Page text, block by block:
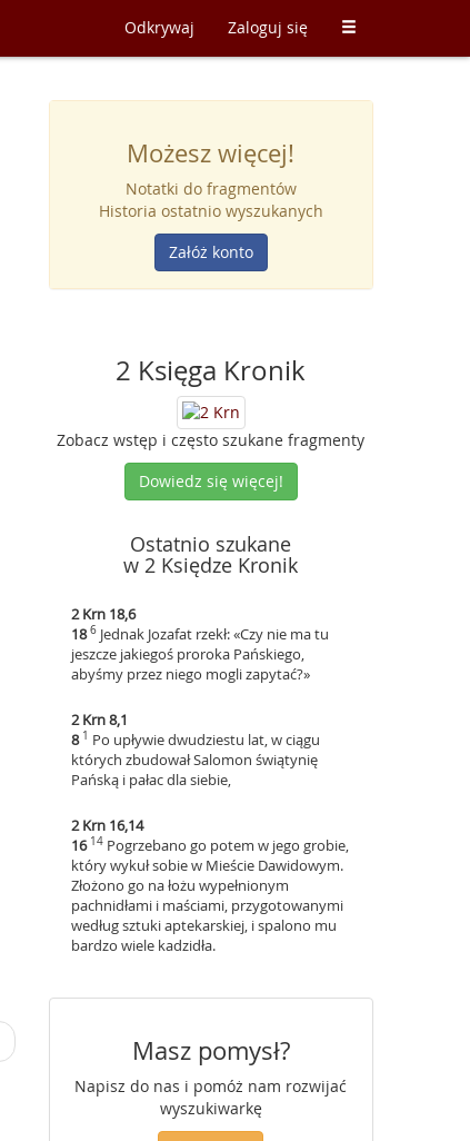
Odkrywaj Zaloguj się
Możesz więcej!
Notatki do fragmentów
Historia ostatnio wyszukanych
Załóż konto
2 Księga Kronik
Zobacz wstęp i często szukane fragmenty
Dowiedz się więcej!
Ostatnio szukane
w 2 Księdze Kronik
2 Krn 18,6
186 Jednak Jozafat rzekł: «Czy nie ma tu
jeszcze jakiegoś proroka Pańskiego,
abyśmy przez niego mogli zapytać?»
2 Krn 8,1
81 Po upływie dwudziestu lat, w ciągu
których zbudował Salomon świątynię
Pańską i pałac dla siebie,
2 Krn 16,14
1614 Pogrzebano go potem w jego grobie,
który wykuł sobie w Mieście Dawidowym.
Złożono go na łożu wypełnionym
pachnidłami i maściami, przygotowanymi
według sztuki aptekarskiej, i spalono mu
bardzo wiele kadzidła.
Masz pomysł?
Napisz do nas i pomóż nam rozwijać
wyszukiwarkę